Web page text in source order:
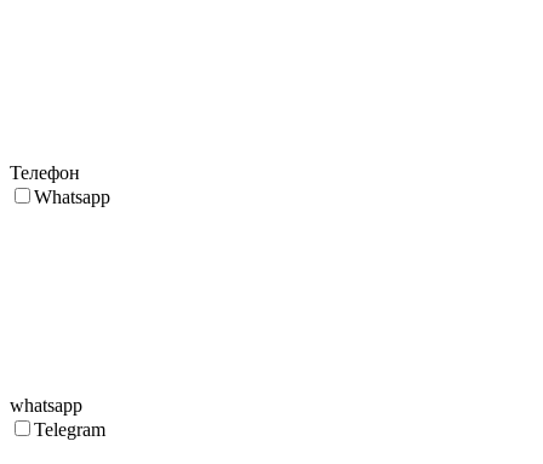
Телефон
Whatsapp
whatsapp
Telegram